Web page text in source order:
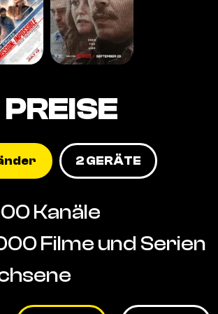
PREISE
2 GERÄTE
Kanäle
Filme und Serien